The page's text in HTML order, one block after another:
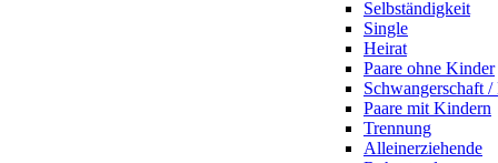
Selbständigkeit
Single
Heirat
Paare ohne Kinder
Schwangerschaft
Paare mit Kindern
Trennung
Alleinerziehende